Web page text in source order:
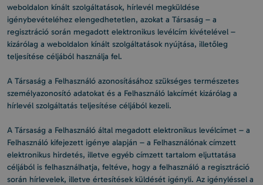
weboldalon kínált szolgáltatások, hírlevél megküldése
igénybevételéhez elengedhetetlen, azokat a Társaság – a
regisztráció során megadott elektronikus levélcím kivételével –
kizárólag a weboldalon kínált szolgáltatások nyújtása, illetőleg
teljesítése céljából használja fel.
A Társaság a Felhasználó azonosításához szükséges természetes
személyazonosító adatokat és a Felhasználó lakcímét kizárólag a
hírlevél szolgáltatás teljesítése céljából kezeli.
A Társaság a Felhasználó által megadott elektronikus levélcímet – a
Felhasználó kifejezett igénye alapján – a Felhasználónak címzett
elektronikus hirdetés, illetve egyéb címzett tartalom eljuttatása
céljából is felhasználhatja, feltéve, hogy a felhasználó a regisztráció
során hírlevelek, illetve értesítések küldését igényli. Az igényléssel a